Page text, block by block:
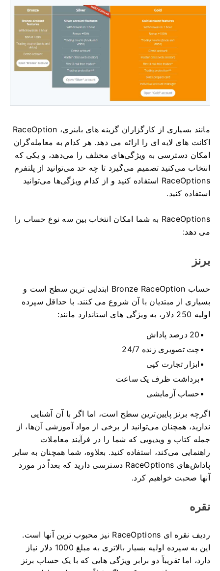
مانند بسیاری از کارگزاران گزینه های باینری، RaceOption
اکانت های لایه ای را ارائه می دهد. هر کدام به معامله‌گران
امکان دسترسی به ویژگی‌های مختلف را می‌دهد، و یکی که
انتخاب می‌کنید تصمیم می‌گیرد تا چه حد می‌توانید از پلتفرم
RaceOptions استفاده کنید و از کدام ویژگی‌ها می‌توانید
استفاده کنید.
RaceOptions به شما امکان انتخاب بین سه نوع حساب را
می دهد:
برنز
حساب Bronze RaceOption ابتدایی ترین سطح است و
بسیاری از مبتدیان با آن شروع می کنند. با حداقل سپرده
اولیه 250 دلار، به ویژگی های استاندارد مانند:
20 درصد پاداش
چت تصویری زنده 24/7
ابزار تجارت کپی
برداشت ظرف یک ساعت
حساب آزمایشی
اگرچه برنز پایین‌ترین سطح است، اما اگر با آن آشنایی
ندارید، همچنان می‌توانید از برخی از مواد آموزشی آن‌ها، از
جمله کتاب و ویدیویی که شما را در فرآیند معاملات
راهنمایی می‌کند، استفاده کنید. بعلاوه، شما همچنان به سایر
پاداش‌های RaceOptions دسترسی دارید که بعداً در مورد
آنها صحبت خواهیم کرد.
نقره
ردیف نقره ای RaceOptions نیز محبوب ترین آنها است.
این به سپرده اولیه بسیار بالاتری به مبلغ 1000 دلار نیاز
دارد، اما تقریباً دو برابر ویژگی هایی که با یک حساب برنز